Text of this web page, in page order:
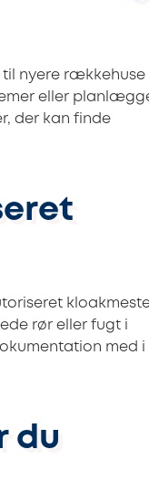
til nyere rækkehuse
eller
der kan finde
rør eller fugt i
med i
du